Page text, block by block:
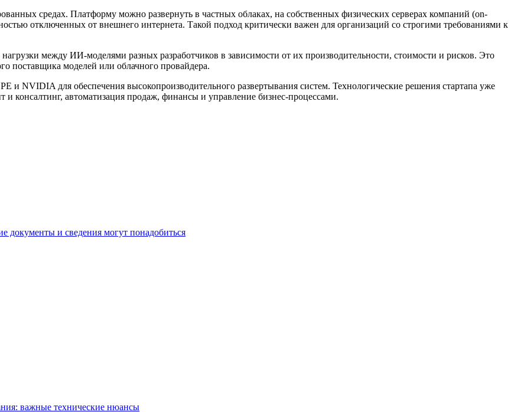
средах. Платформу можно развернуть в частных облаках, на собственных физических серверах компаний (on-
отключенных от внешнего интернета. Такой подход критически важен для организаций со строгими требованиями к
между ИИ-моделями разных разработчиков в зависимости от их производительности, стоимости и рисков. Это
поставщика моделей или облачного провайдера.
и NVIDIA для обеспечения высокопроизводительного развертывания систем. Технологические решения стартапа уже
консалтинг, автоматизация продаж, финансы и управление бизнес-процессами.
документы и сведения могут понадобиться
важные технические нюансы